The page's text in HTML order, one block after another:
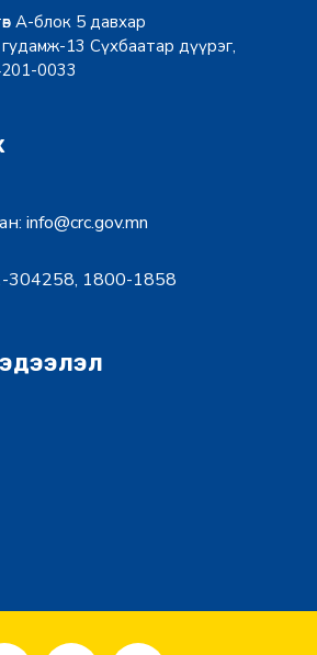
А-блок 5 давхар
13 Сүхбаатар дүүрэг,
0033
info@crc.gov.mn
304258, 1800-1858